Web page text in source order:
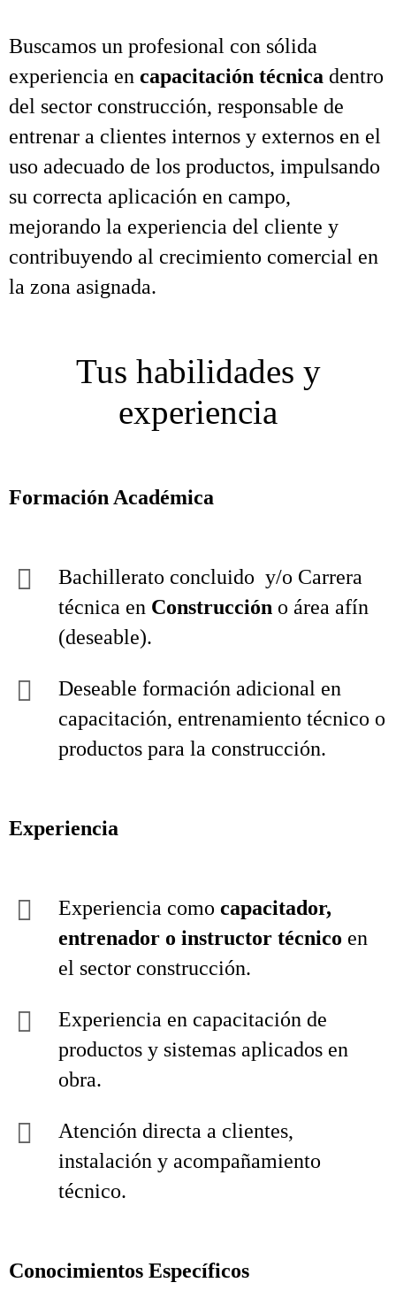
Buscamos un profesional con sólida
experiencia en capacitación técnica dentro
del sector construcción, responsable de
entrenar a clientes internos y externos en el
uso adecuado de los productos, impulsando
su correcta aplicación en campo,
mejorando la experiencia del cliente y
contribuyendo al crecimiento comercial en
la zona asignada.
Tus habilidades y
experiencia
Formación Académica
Bachillerato concluido y/o Carrera
técnica en Construcción o área afín
(deseable).
Deseable formación adicional en
capacitación, entrenamiento técnico o
productos para la construcción.
Experiencia
Experiencia como capacitador,
entrenador o instructor técnico en
el sector construcción.
Experiencia en capacitación de
productos y sistemas aplicados en
obra.
Atención directa a clientes,
instalación y acompañamiento
técnico.
Conocimientos Específicos